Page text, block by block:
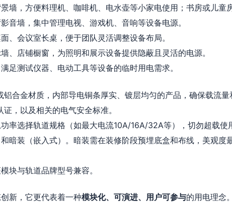
墙，方便料理机、咖啡机、电水壶等小家电使用；书房或儿童
音墙，集中管理电视、游戏机、音响等设备电源。
、会议室长桌，便于团队灵活调整设备布局。
、店铺橱窗，为照明和展示设备提供隐蔽且灵活的电源。
足测试仪器、电动工具等设备的临时用电需求。
铝合金材质，内部导电铜条厚实、镀层均匀的产品，确保载流量
，以及相关的电气安全标准。
率选择轨道规格（如最大电流10A/16A/32A等），切勿超载使
和暗装（嵌入式）。暗装需在装修阶段预埋底盒和布线，美观度
块与轨道品牌型号兼容。
新，它更代表着一种模块化、可演进、用户可参与的用电理念